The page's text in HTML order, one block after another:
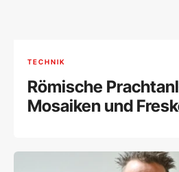
TECHNIK
Römische
Mosaiken und